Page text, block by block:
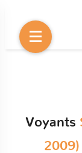
Voyants
2009)